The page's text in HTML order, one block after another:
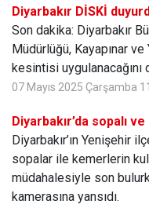
Diyarbakır DİSKİ
Son dakika: Diyarbakır
Müdürlüğü, Kayapınar
kesintisi uygulanacağını
07 Mayıs 2025 Çarşamba
Diyarbakır’da sopalı
Diyarbakır’ın Yenişehir
sopalar ile kemerlerin
müdahalesiyle son
kamerasına yansıdı.